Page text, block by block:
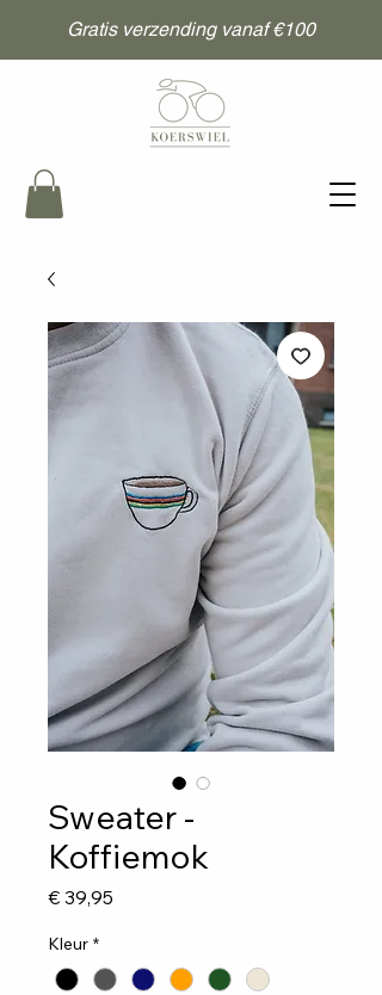
Gratis verzending vanaf €100
Sweater -
Koffiemok
€ 39,95
Kleur *